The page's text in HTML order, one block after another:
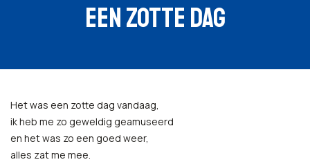
EEN ZOTTE DAG
Het was een zotte dag vandaag,
ik heb me zo geweldig geamuseerd
en het was zo een goed weer,
alles zat me mee.